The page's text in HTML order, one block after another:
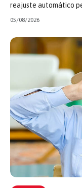
reajuste automático
05/08/2026